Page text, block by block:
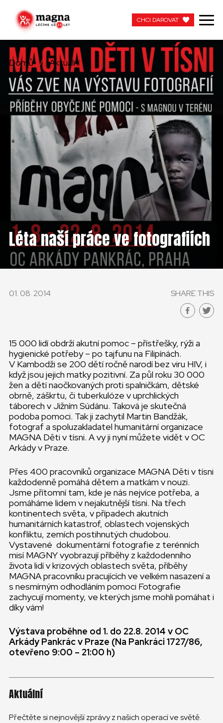
CHCI DAROVAT
NAŠE PRÁCE
O NÁS
AKTUÁLNÍ
ZAPOJTE SE
PRACUJTE S NÁMI
KONTAKTUJTE NÁS
ČESKÁ REPUBLIKA
GLOBAL
CHCI DAROVAT
Domů Aktuální
Léta naší práce ve fotografiích
01. 08. 2014 SHARE THIS
15 000 lidí obdrží akutní pomoc – přístřešky, rýži a
hygienické potřeby – po tajfunu na Filipínách.
V Kambodži se 200 dětí ročně narodí bez viru HIV, i
když jsou jejich matky pozitivní. Za půl roku 30 000
žen a dětí naočkovaných proti spalničkám, dětské
obrně, záškrtu, či tuberkulóze v uprchlických
táborech v Jižním Súdánu. Taková je skutečná
podoba pomoci. Tak ji zachytil Martin Bandžák,
fotograf a spoluzakladatel humanitární organizace
MAGNA Děti v tísni. A vy ji nyní můžete vidět v OC
Arkády v Praze.
Přes 400 pracovníků organizace MAGNA Děti v tísni
každodenně pomáhá dětem a matkám v nouzi.
Jsme přítomní tam, kde je nás nejvíce potřeba, a
pomáháme lidem v nejakutnější tísni. Na třech
kontinentech světa, v případech akutních
humanitárních katastrof, oblastech vojenských
konfliktu, zemích postihnutých chudobou.
Vystavené dokumentární fotografie z terénních
misí MAGNY vyobrazují příběhy z každodenního
života lidí v krizových oblastech světa, příběhy
MAGNA pracovníku pracujících ve velkém nasazení a
s nesmírným odhodláním pomoci Fotografie
zachycují momenty, ve kterých jsme mohli pomáhat i
díky vám!
Výstava proběhne od 1. do 22.8. 2014 v OC
Arkády Pankrác v Praze (Na Pankráci 1727/86,
otevřeno 9:00 – 21:00 h)
Aktuální
Přečtěte si nejnovější zprávy z našich operací ve světě.